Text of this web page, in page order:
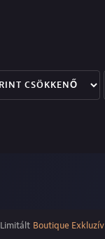
Limitált Boutique Exkluzív